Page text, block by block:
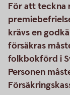
För att teckna
krävs en
försäkras
folkbokförd i
Personen